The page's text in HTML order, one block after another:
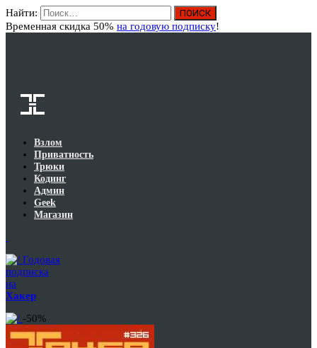
Найти:
Временная скидка 50% на годовую подписку!
Взлом
Приватность
Трюки
Кодинг
Админ
Geek
Магазин
Годовая
подписка
на
Хакер
-50%